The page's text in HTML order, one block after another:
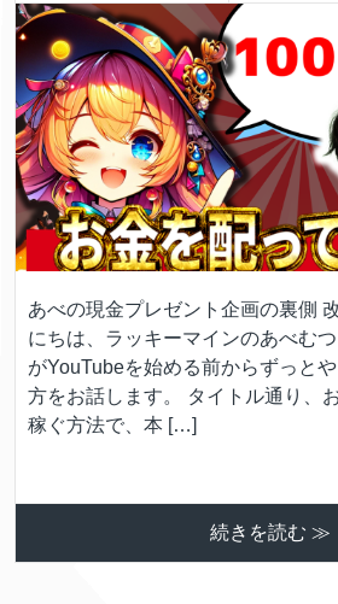
あべの現金プレゼント企画の裏側
にちは、ラッキーマインのあべむ
がYouTubeを始める前からずっと
方をお話します。 タイトル通り、
稼ぐ方法で、本 […]
続きを読む ≫